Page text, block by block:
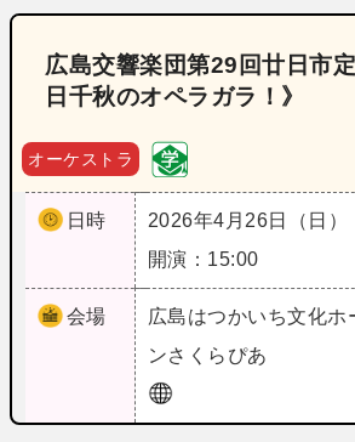
広島交響楽団第29回廿日市
日千秋のオペラガラ！》
オーケストラ
日時
2026年4月26日（日）
開演：15:00
会場 広島はつかいち文化ホ
ンさくらぴあ